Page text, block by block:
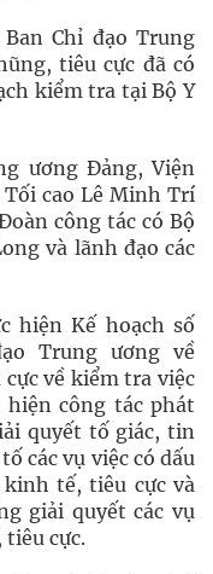
Chỉ đạo Trung
tiêu cực đã có
kiểm tra tại Bộ Y
ương Đảng, Viện
cao Lê Minh Trí
công tác có Bộ
và lãnh đạo các
hiện Kế hoạch số
Trung ương về
về kiểm tra việc
công tác phát
quyết tố giác, tin
các vụ việc có dấu
tế, tiêu cực và
giải quyết các vụ
cực.